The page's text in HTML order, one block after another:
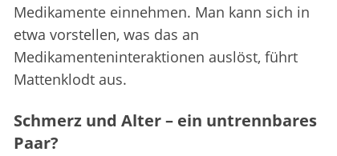
Medikamente einnehmen. Man kann sich in
etwa vorstellen, was das an
Medikamenteninteraktionen auslöst, führt
Mattenklodt aus.
Schmerz und Alter – ein untrennbares
Paar?